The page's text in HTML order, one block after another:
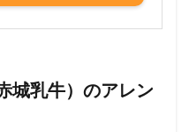
城乳牛）のアレン